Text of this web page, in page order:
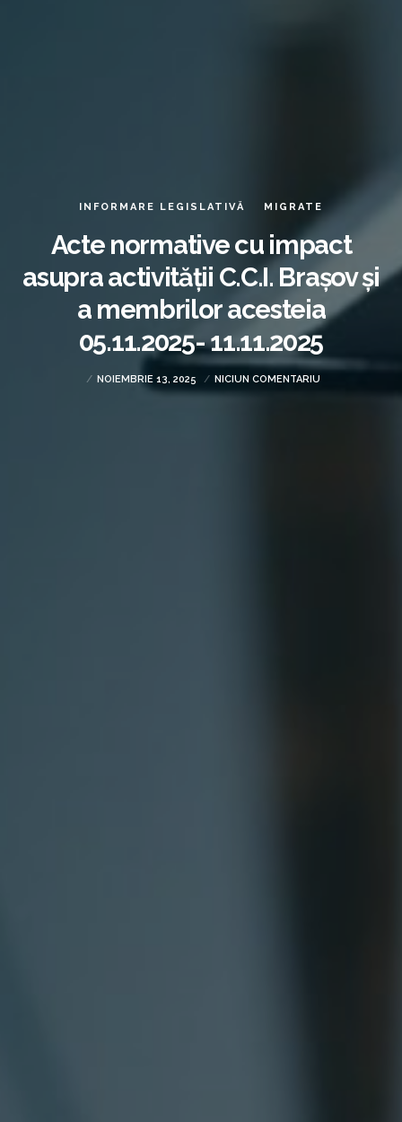
INFORMARE LEGISLATIVĂ MIGRATE
Acte normative cu impact
asupra activității C.C.I. Brașov și
a membrilor acesteia
05.11.2025- 11.11.2025
NOIEMBRIE 13, 2025 NICIUN COMENTARIU